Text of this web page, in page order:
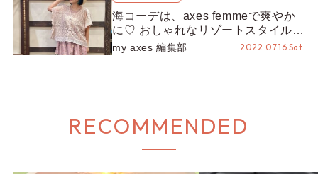
海コーデは、axes femmeで爽やか
に♡ おしゃれなリゾートスタイルを
ご紹介♩
my axes 編集部 2022.07.16 Sat.
RECOMMENDED